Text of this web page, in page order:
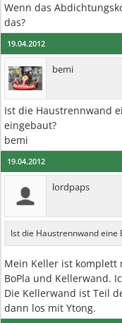
Wenn das
das?
19.04.2012
bemi
Ist die Haustrennwand
eingebaut?
bemi
19.04.2012
lordpaps
Ist die Haustrennwand eine
Mein Keller ist komplett
BoPla und Kellerwand.
Die Kellerwand ist Teil
dann los mit Ytong.